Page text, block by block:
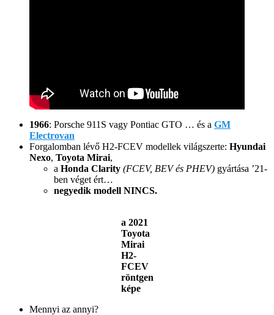
1966: Porsche 911S vagy Pontiac GTO … és a GM
Electrovan
Forgalomban lévő H2-FCEV modellek világszerte: Hyundai
Nexo, Toyota Mirai,
a Honda Clarity (FCEV, BEV és PHEV) gyártása ’21-
ben véget ért…
negyedik modell NINCS.
a 2021
Toyota
Mirai
H2-
FCEV
röntgen
képe
Mennyi az annyi?